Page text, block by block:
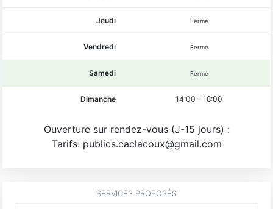
Jeudi Fermé
Vendredi Fermé
Samedi Fermé
Dimanche 14:00 –18:00
Ouverture sur rendez-vous (J-15 jours) :
Tarifs: publics.caclacoux@gmail.com
SERVICES PROPOSÉS